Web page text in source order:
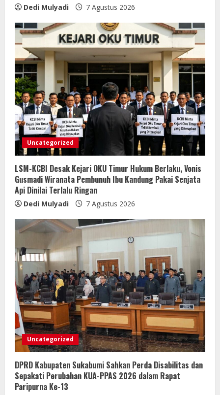
Dedi Mulyadi 7 Agustus 2026
Uncategorized
LSM-KCBI Desak Kejari OKU Timur Hukum Berlaku, Vonis
Gusmadi Wiranata Pembunuh Ibu Kandung Pakai Senjata
Api Dinilai Terlalu Ringan
Dedi Mulyadi 7 Agustus 2026
Uncategorized
DPRD Kabupaten Sukabumi Sahkan Perda Disabilitas dan
Sepakati Perubahan KUA-PPAS 2026 dalam Rapat
Paripurna Ke-13